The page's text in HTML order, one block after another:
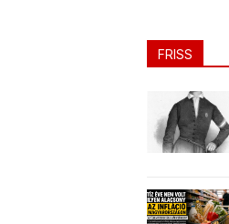
FRISS